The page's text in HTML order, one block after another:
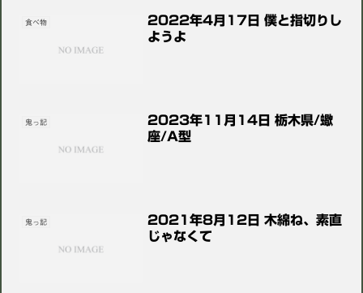
食べ物
2022年4月17日 僕と指切りし
ようよ
鬼っ記
2023年11月14日 栃木県/蠍
座/A型
鬼っ記
2021年8月12日 木綿ね、素直
じゃなくて